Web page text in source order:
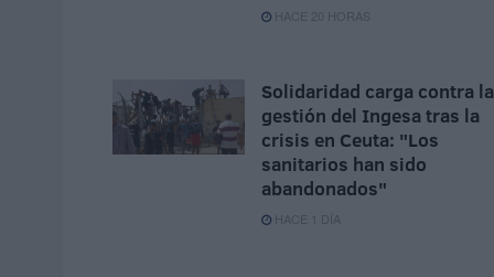
HACE 20 HORAS
Solidaridad carga contra la
gestión del Ingesa tras la
crisis en Ceuta: "Los
sanitarios han sido
abandonados"
HACE 1 DÍA